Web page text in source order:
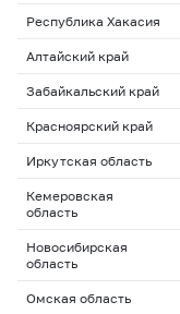
Республика Хакасия
Алтайский край
Забайкальский край
Красноярский край
Иркутская область
Кемеровская
область
Новосибирская
область
Омская область